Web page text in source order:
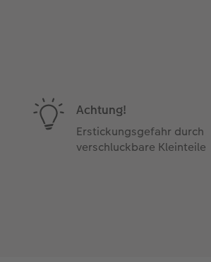
Achtung!
Erstickungsgefahr durch
verschluckbare Kleinteile